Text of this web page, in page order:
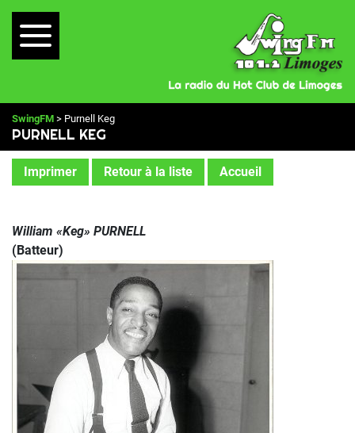
SwingFM > Purnell Keg
PURNELL KEG
Imprimer Retour à la liste Accueil
William «Keg» PURNELL
(Batteur)